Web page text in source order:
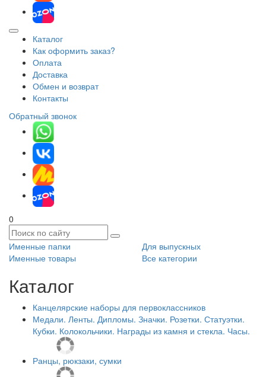
Каталог
Как оформить заказ?
Оплата
Доставка
Обмен и возврат
Контакты
Обратный звонок
0
Именные папки
Для выпускных
Именные товары
Все категории
Каталог
Канцелярские наборы для первоклассников
Медали. Ленты. Дипломы. Значки. Розетки. Статуэтки.
Кубки. Колокольчики. Награды из камня и стекла. Часы.
Ранцы, рюкзаки, сумки